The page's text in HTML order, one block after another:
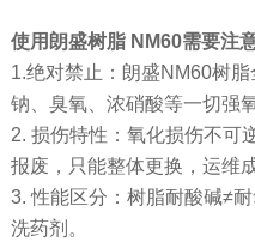
使用朗盛树脂 NM60需要注
1.绝对禁止：朗盛NM60树
钠、臭氧、浓硝酸等一切强
2. 损伤特性：氧化损伤不可
报废，只能整体更换，运维
3. 性能区分：树脂耐酸碱≠
洗药剂。